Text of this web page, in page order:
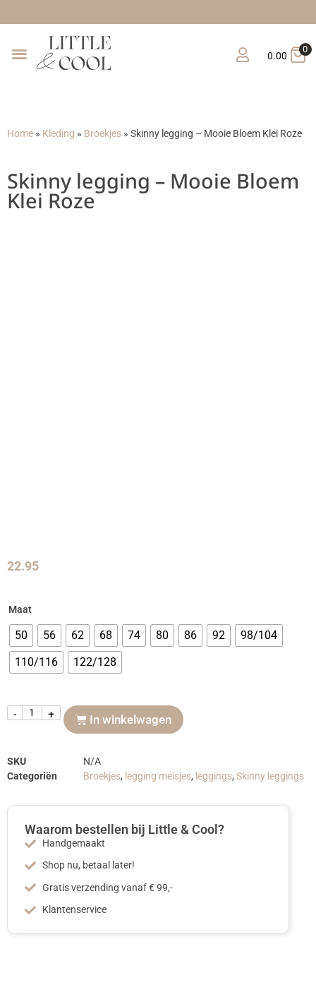
0.00
0
Home » Kleding » Broekjes » Skinny legging – Mooie Bloem Klei Roze
Skinny legging – Mooie Bloem
Klei Roze
22.95
Maat
50 56 62 68 74 80 86 92
98/104
110/116
122/128
- + In winkelwagen
SKU
N/A
Categoriën
Broekjes, legging meisjes, leggings, Skinny leggings
Waarom bestellen bij Little & Cool?
Handgemaakt
Shop nu, betaal later!
Gratis verzending vanaf € 99,-
Klantenservice